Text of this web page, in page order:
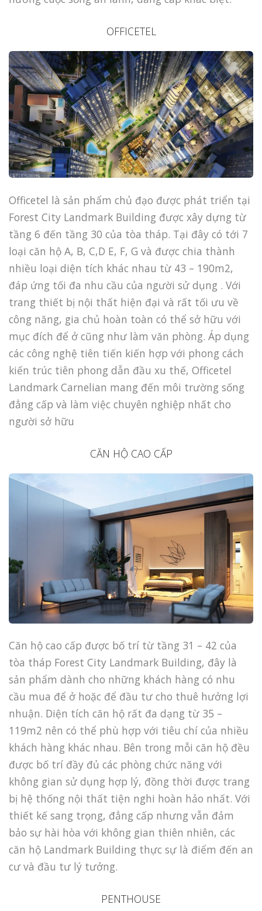
OFFICETEL
Officetel là sản phẩm chủ đạo được phát triển tại
Forest City Landmark Building được xây dựng từ
tầng 6 đến tầng 30 của tòa tháp. Tại đây có tới 7
loại căn hộ A, B, C,D E, F, G và được chia thành
nhiều loại diện tích khác nhau từ 43 – 190m2,
đáp ứng tối đa nhu cầu của người sử dụng . Với
trang thiết bị nội thất hiện đại và rất tối ưu về
công năng, gia chủ hoàn toàn có thể sở hữu với
mục đích để ở cũng như làm văn phòng. Áp dụng
các công nghệ tiên tiến kiến hợp với phong cách
kiến trúc tiên phong dẫn đầu xu thế, Officetel
Landmark Carnelian mang đến môi trường sống
đẳng cấp và làm việc chuyên nghiệp nhất cho
người sở hữu
CĂN HỘ CAO CẤP
Căn hộ cao cấp được bố trí từ tầng 31 – 42 của
tòa tháp Forest City Landmark Building, đây là
sản phẩm dành cho những khách hàng có nhu
cầu mua để ở hoặc để đầu tư cho thuê hưởng lợi
nhuận. Diện tích căn hộ rất đa dạng từ 35 –
119m2 nên có thể phù hợp với tiêu chí của nhiều
khách hàng khác nhau. Bên trong mỗi căn hộ đều
được bố trí đầy đủ các phòng chức năng với
không gian sử dụng hợp lý, đồng thời được trang
bị hệ thống nội thất tiện nghi hoàn hảo nhất. Với
thiết kế sang trọng, đẳng cấp nhưng vẫn đảm
bảo sự hài hòa với không gian thiên nhiên, các
căn hộ Landmark Building thực sự là điểm đến an
cư và đầu tư lý tưởng.
PENTHOUSE